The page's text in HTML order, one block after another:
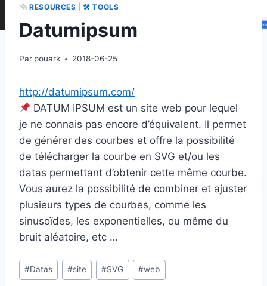
RESOURCES 🛠 TOOLS
Datumipsum
Par pouark 2018-06-25
http://datumipsum.com/
DATUM IPSUM est un site web pour lequel
je ne connais pas encore d’équivalent. Il permet
de générer des courbes et offre la possibilité
de télécharger la courbe en SVG et/ou les
datas permettant d’obtenir cette même courbe.
Vous aurez la possibilité de combiner et ajuster
plusieurs types de courbes, comme les
sinusoïdes, les exponentielles, ou même du
bruit aléatoire, etc …
Étiquettes
de
#Datas #site #SVG #web